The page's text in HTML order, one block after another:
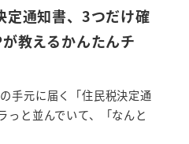
定通知書、3つだけ確
教えるかんたんチ
手元に届く「住民税決定通
っと並んでいて、「なんと